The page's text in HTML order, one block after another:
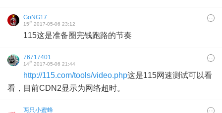
GoNG17
15# 2017-05-06 23:12
115这是准备圈完钱跑路的节奏
76717401
14# 2017-05-06 21:44
http://115.com/tools/video.php这是115网速测试可以看
看，目前CDN2显示为网络超时。
两只小蜜蜂